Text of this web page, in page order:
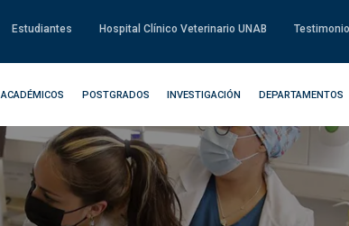
Estudiantes Hospital Clínico Veterinario UNAB
ACADÉMICOS POSTGRADOS INVESTIGACIÓN DEPARTAMENTOS